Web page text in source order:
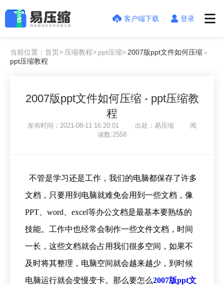
客户端下载 登录
当前位置：首页> 压缩教程> ppt压缩> 2007版ppt文件如何压缩 -
ppt压缩教程
2007版ppt文件如何压缩 - ppt压缩教
程
发布时间：2021-08-11 16:20:01 出处：易压缩 阅
读数:2558
不管是学习还是工作，我们的电脑都保存了许多
文档，只要用到电脑就难免会用到一些文档，像
PPT、word、excel等办公文档是最基本要熟练的
技能。工作中也经常会制作一些文件文档，时间
一长，这些文档就会占用我们很多空间，如果不
及时将其整理，电脑空间就会越来越少，到时候
电脑运行就会变慢变卡。那么要怎么2007版ppt文